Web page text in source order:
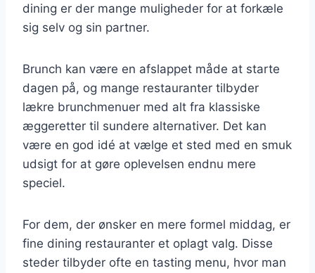
dining er der mange muligheder for at forkæle
sig selv og sin partner.
Brunch kan være en afslappet måde at starte
dagen på, og mange restauranter tilbyder
lækre brunchmenuer med alt fra klassiske
æggeretter til sundere alternativer. Det kan
være en god idé at vælge et sted med en smuk
udsigt for at gøre oplevelsen endnu mere
speciel.
For dem, der ønsker en mere formel middag, er
fine dining restauranter et oplagt valg. Disse
steder tilbyder ofte en tasting menu, hvor man